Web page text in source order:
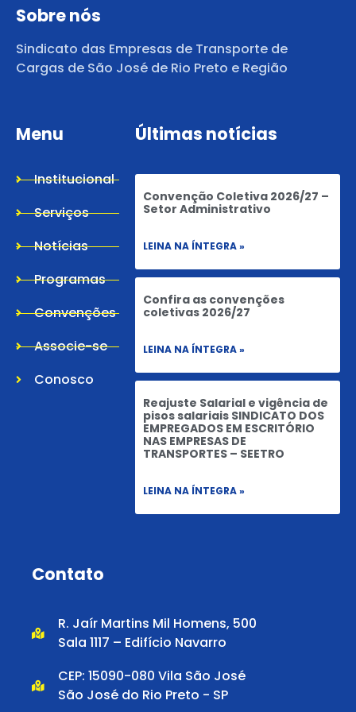
Sobre nós
Sindicato das Empresas de Transporte de
Cargas de São José de Rio Preto e Região
Menu
Institucional
Serviços
Notícias
Programas
Convenções
Associe-se
Conosco
Últimas notícias
Convenção Coletiva 2026/27 –
Setor Administrativo
LEINA NA ÍNTEGRA »
Confira as convenções
coletivas 2026/27
LEINA NA ÍNTEGRA »
Reajuste Salarial e vigência de
pisos salariais SINDICATO DOS
EMPREGADOS EM ESCRITÓRIO
NAS EMPRESAS DE
TRANSPORTES – SEETRO
LEINA NA ÍNTEGRA »
Contato
R. Jaír Martins Mil Homens, 500
Sala 1117 – Edifício Navarro
CEP: 15090-080 Vila São José
São José do Rio Preto - SP